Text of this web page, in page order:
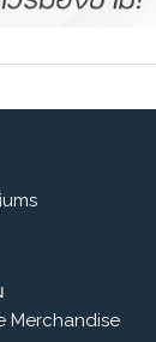
Merchandise